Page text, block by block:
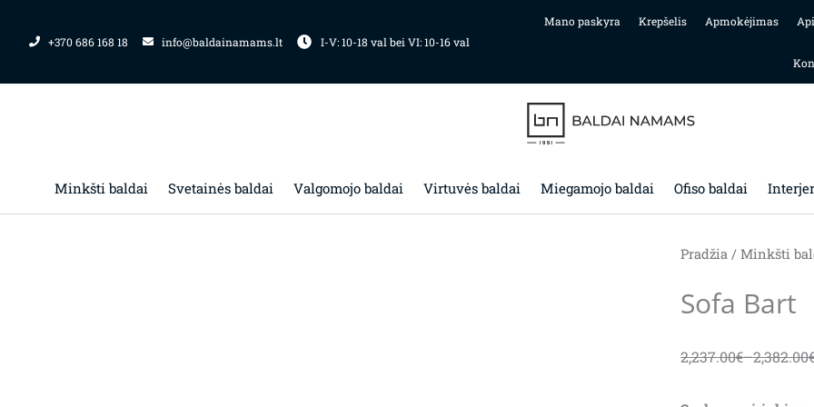
+370 686 168 18 info@baldainamams.lt I-V: 10-18 val bei VI: 10-16 val
Mano paskyra Krepšelis Apmokėjimas
Minkšti baldai Svetainės baldai Valgomojo baldai Virtuvės baldai Miegamojo baldai Ofiso baldai
Pradžia/ Minkšti
Sofa Bart
2,237.00€–2,382.00